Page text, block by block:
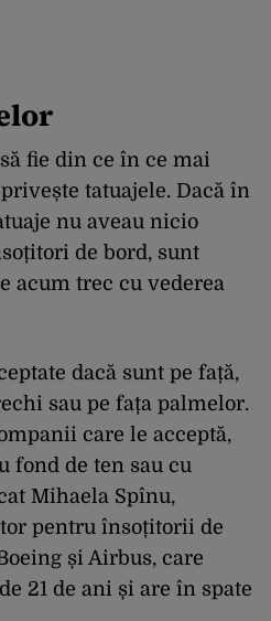
fie din ce în ce mai
tatuajele. Dacă în
nu aveau nicio
de bord, sunt
acum trec cu vederea
dacă sunt pe față,
sau pe fața palmelor.
care le acceptă,
fond de ten sau cu
Mihaela Spînu,
pentru însoțitorii de
și Airbus, care
21 de ani și are în spate